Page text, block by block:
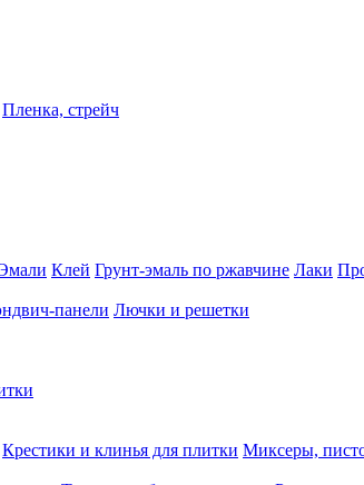
Пленка, стрейч
Клей Грунт-эмаль по ржавчине Лаки
панели Лючки и решетки
Крестики и клинья для плитки Миксеры,